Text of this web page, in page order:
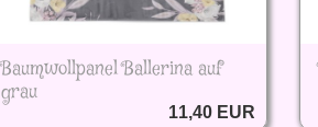
Baumwollpanel Ballerina auf
grau
11,40 EUR